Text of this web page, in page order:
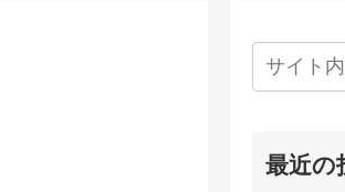
最近の